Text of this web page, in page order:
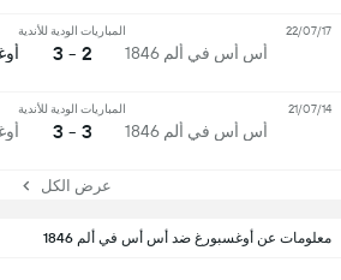
أس أس في ألم 1846
المباريات الودية للأندية
2 - 3
22/07/17
أس أس في ألم 1846
المباريات الودية للأندية
3 - 3
21/07/14
عرض الكل
معلومات عن أوغسبورغ ضد أس أس في ألم 1846